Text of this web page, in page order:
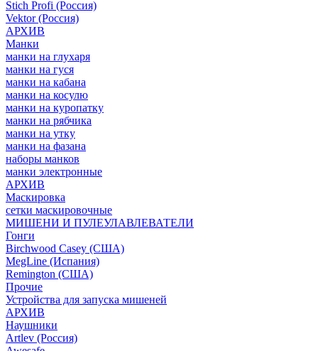
Stich Profi (Россия)
Vektor (Россия)
АРХИВ
Манки
манки на глухаря
манки на гуся
манки на кабана
манки на косулю
манки на куропатку
манки на рябчика
манки на утку
манки на фазана
наборы манков
манки электронные
АРХИВ
Маскировка
сетки маскировочные
МИШЕНИ И ПУЛЕУЛАВЛЕВАТЕЛИ
Гонги
Birchwood Casey (США)
MegLine (Испания)
Remington (США)
Прочие
Устройства для запуска мишеней
АРХИВ
Наушники
Artlev (Россия)